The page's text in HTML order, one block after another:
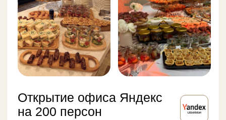
Отправить
BANKATERING
Ташкент, ТЦ Ташкент Сити Молл, ул.
Батыра Закирова, 7, 3 этаж